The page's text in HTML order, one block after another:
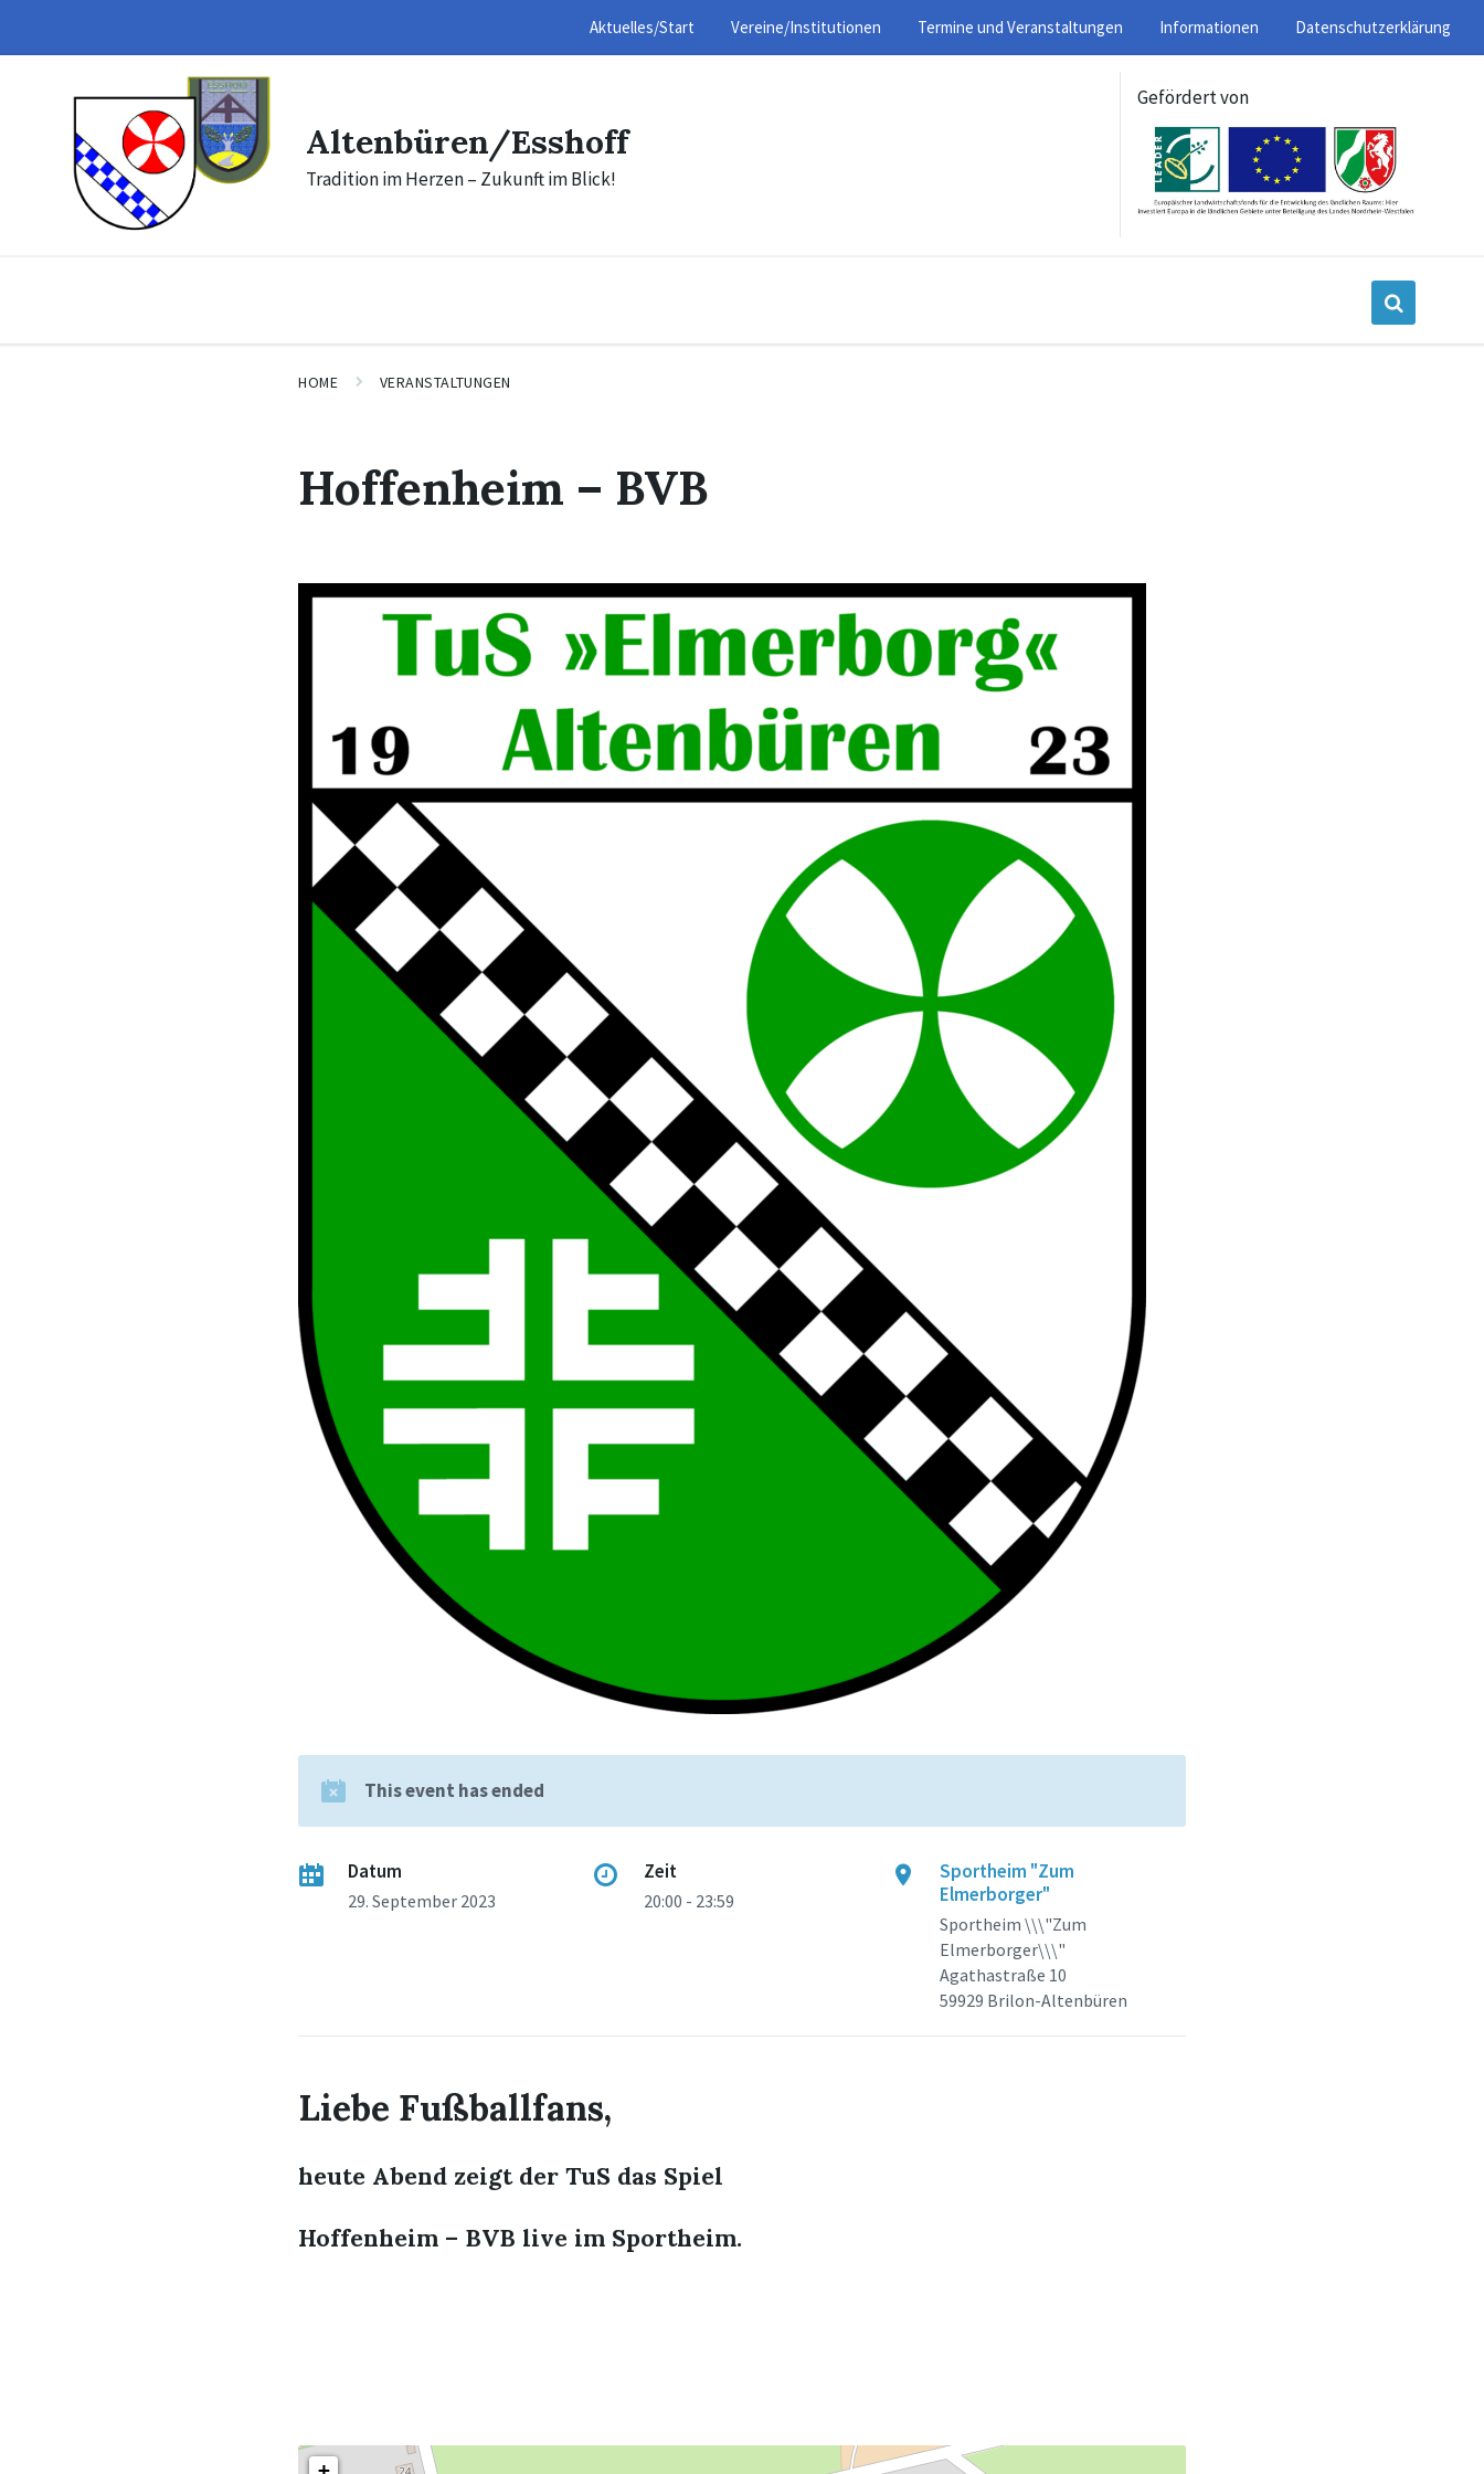
content
footer
Aktuelles/Start Vereine/Institutionen Termine und Veranstaltungen Informationen Datenschutzerklärung
Altenbüren/Esshoff
Tradition im Herzen – Zukunft im Blick!
Gefördert von
HOME VERANSTALTUNGEN
Hoffenheim – BVB
This event has ended
Datum
29. September 2023
Zeit
20:00 - 23:59
Sportheim "Zum
Elmerborger"
Sportheim \\\"Zum
Elmerborger\\\"
Agathastraße 10
59929 Brilon-Altenbüren
Liebe Fußballfans,
heute Abend zeigt der TuS das Spiel
Hoffenheim – BVB live im Sportheim.